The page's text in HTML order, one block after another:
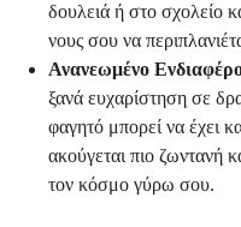
δουλειά ή στο σχολείο
νους σου να
Ανανεωμένο
ξανά ευχαρίστηση σε
φαγητό μπορεί να έχει
ακούγεται πιο ζωντανή
τον κόσμο γύρω σου.